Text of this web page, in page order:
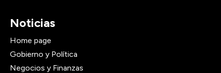
Noticias
Home page
Gobierno y Política
Negocios y Finanzas